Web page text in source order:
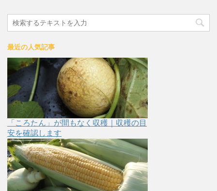
最近の人気記事
「ころたん」が間もなく収穫｜収穫の目
安を確認します